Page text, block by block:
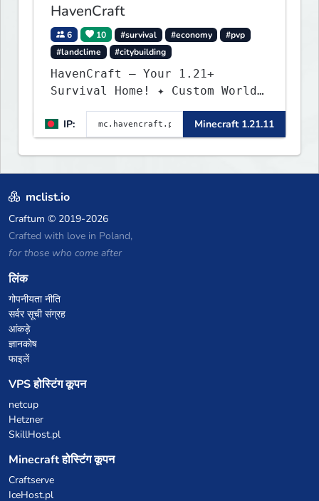
HavenCraft
6 10 #survival #economy
#pvp
#landclime
#citybuilding
HavenCraft — Your 1.21+
Survival Home! ✦ Custom World
Player Economy — Trade & build
wealth ✦ Land Claims — Protect
what you build ✦ Weekly Events
— Always something fun ✦ Zero
P2W — Fair play for everyone
IP: Minecraft 1.21.11
mclist.io
Craftum © 2019-2026
Crafted with love in Poland,
for those who come after
लिंक
गोपनीयता नीति
सर्वर सूची संग्रह
आंकड़े
ज्ञानकोष
फाइलें
VPS होस्टिंग कूपन
netcup
Hetzner
SkillHost.pl
Minecraft होस्टिंग कूपन
Craftserve
IceHost.pl